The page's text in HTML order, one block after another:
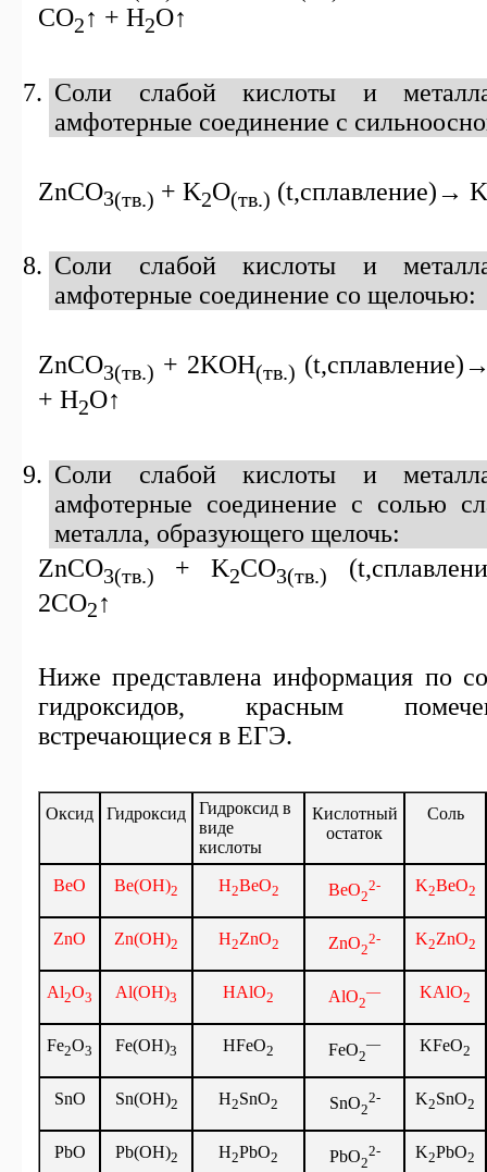
CO2↑ + H2O↑
Соли слабой кислоты и
амфотерные соединение с
ZnCO3(тв.) + K2O(тв.) (t,сплавление)→ K
Соли слабой кислоты и
амфотерные соединение со щелочью:
ZnCO3(тв.) + 2KOH(тв.) (t
+ H2O↑
Соли слабой кислоты и
амфотерные соединение с солью
металла, образующего щелочь:
ZnCO3(тв.) + K2CO3(тв.) (t,
2CO2↑
Ниже представлена информация по
гидроксидов, красным
встречающиеся в ЕГЭ.
Оксид Гидроксид
Гидроксид в
виде
кислоты
Кислотный
остаток
Соль
BeO Be(OH)2 H2BeO2 BeO2
2- K2BeO2
ZnO Zn(OH)2 H2ZnO2 ZnO2
2- K2ZnO2
Al2O3 Al(OH)3 HAlO2 AlO2
— KAlO2
Fe2O3 Fe(OH)3 HFeO2 FeO2
— KFeO2
SnO Sn(OH)2 H2SnO2 SnO2
2- K2SnO2
PbO Pb(OH)2 H2PbO2 PbO2
2- K2PbO2